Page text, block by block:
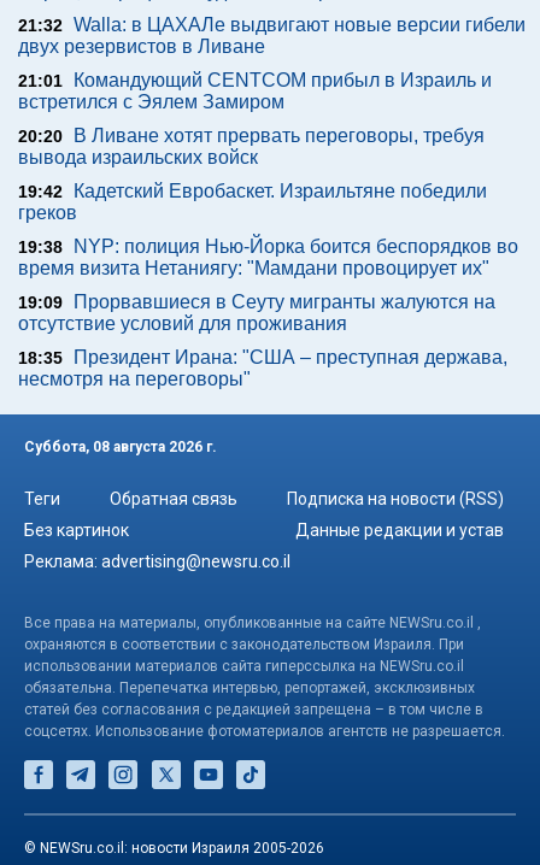
21:32 Walla: в ЦАХАЛе выдвигают новые версии гибели
двух резервистов в Ливане
21:01
Командующий CENTCOM прибыл в Израиль и
встретился с Эялем Замиром
20:20
В Ливане хотят прервать переговоры, требуя
вывода израильских войск
19:42
Кадетский Евробаскет. Израильтяне победили
греков
19:38
NYP: полиция Нью-Йорка боится беспорядков во
время визита Нетаниягу: "Мамдани провоцирует их"
19:09
Прорвавшиеся в Сеуту мигранты жалуются на
отсутствие условий для проживания
18:35
Президент Ирана: "США – преступная держава,
несмотря на переговоры"
Суббота, 08 августа 2026 г.
Теги Обратная связь
Подписка на новости (RSS)
Без картинок
Данные редакции и устав
Реклама: advertising@newsru.co.il
Все права на материалы, опубликованные на сайте NEWSru.co.il ,
охраняются в соответствии с законодательством Израиля. При
использовании материалов сайта гиперссылка на NEWSru.co.il
обязательна. Перепечатка интервью, репортажей, эксклюзивных
статей без согласования с редакцией запрещена – в том числе в
соцсетях. Использование фотоматериалов агентств не разрешается.
© NEWSru.co.il: новости Израиля 2005-2026